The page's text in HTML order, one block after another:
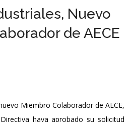
Nuevo
de AECE
Miembro Colaborador de AECE,
haya aprobado su solicitud